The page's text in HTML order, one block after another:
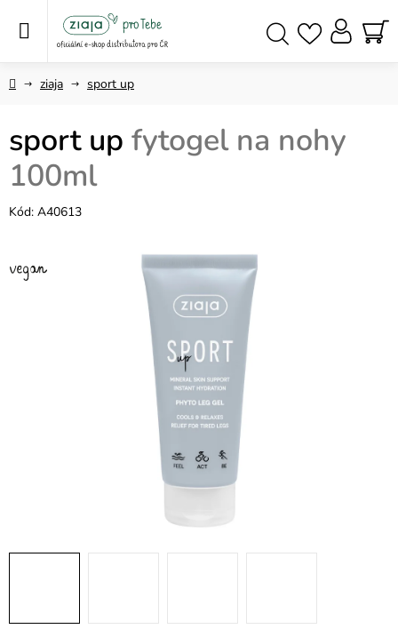
Domůziaja sport up
sport up fytogel na nohy
100ml
Kód: A40613